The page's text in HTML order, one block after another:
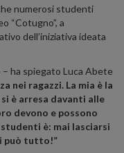
numerosi studenti
“Cotugno”, a
dell’iniziativa ideata
– ha spiegato Luca Abete
nei ragazzi. La mia è la
è arresa davanti alle
devono e possono
è: mai lasciarsi
può tutto!”